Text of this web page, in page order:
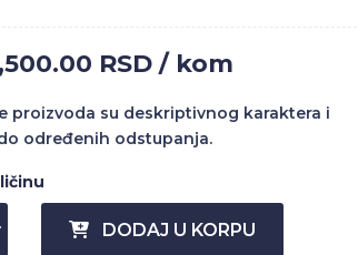
RSD / kom
proizvoda su deskriptivnog karaktera i
određenih odstupanja.
DODAJ U KORPU